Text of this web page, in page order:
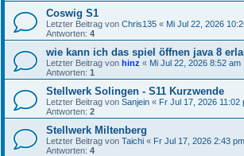
Coswig S1
Letzter Beitrag von Chris135 « Mi Jul 22, 2026
Antworten: 4
wie kann ich das spiel öffnen java 8
Letzter Beitrag von hinz « Mi Jul 22, 2026 8:52 am
Antworten: 1
Stellwerk Solingen - S11 Kurzwende
Letzter Beitrag von Sanjein « Fr Jul 17, 2026 11:02
Antworten: 2
Stellwerk Miltenberg
Letzter Beitrag von Taichi « Fr Jul 17, 2026 2:43 pm
Antworten: 4